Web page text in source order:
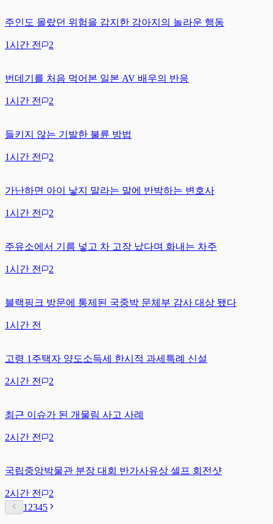
주인도 몰랐던 위험을 감지한 강아지의 놀라운 행동
1시간 전 2
번데기를 처음 먹어본 일본 AV 배우의 반응
1시간 전 2
들키지 않는 기발한 불륜 방법
1시간 전 2
가난하면 아이 낳지 말라는 말에 반박하는 변호사
1시간 전 2
주유소에서 기름 넣고 차 고장 났다며 화내는 차주
1시간 전 2
블랙핑크 방문에 통제된 국중박 문체부 감사 대상 됐다
1시간 전
고령 1주택자 양도소득세 한시적 과세특례 신설
2시간 전 2
최근 이슈가 된 개물림 사고 사례
2시간 전 2
국립중앙박물관 분장 대회 반가사유상 셀프 회전샷
2시간 전
2
1 2345